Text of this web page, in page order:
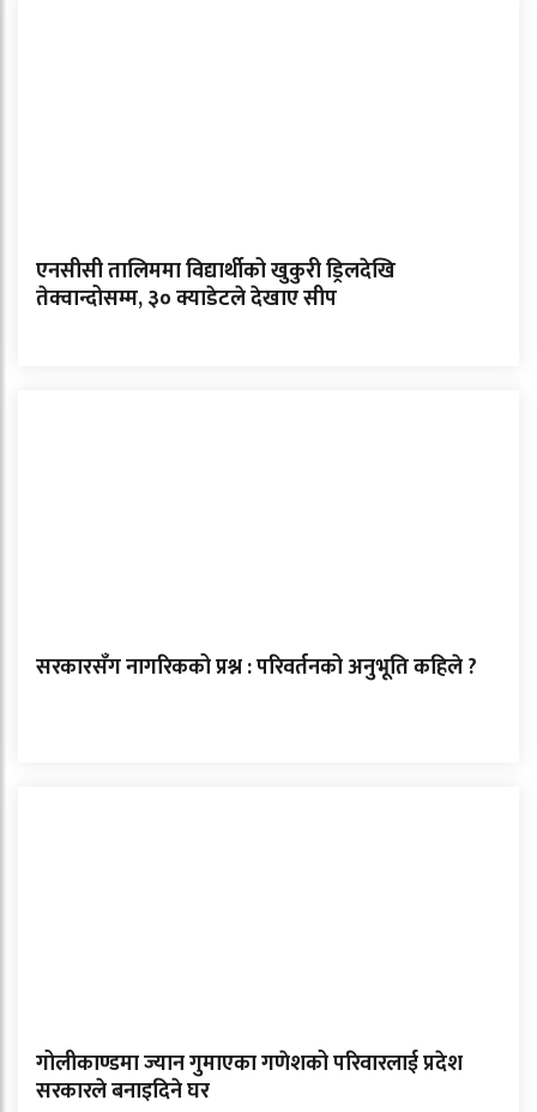
एनसीसी तालिममा विद्यार्थीको खुकुरी ड्रिलदेखि
तेक्वान्दोसम्म, ३० क्याडेटले देखाए सीप
सरकारसँग नागरिकको प्रश्न : परिवर्तनको अनुभूति कहिले ?
गोलीकाण्डमा ज्यान गुमाएका गणेशको परिवारलाई प्रदेश
सरकारले बनाइदिने घर